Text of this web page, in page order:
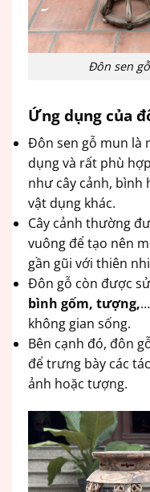
Đôn sen
Ứng dụng của
Đôn sen gỗ mun là
dụng và rất phù
như cây cảnh, bình
vật dụng khác.
Cây cảnh thường
vuông để tạo nên
gần gũi với thiên
Đôn gỗ còn được
bình gốm, tượng,
không gian sống.
Bên cạnh đó, đôn
để trưng bày các
ảnh hoặc tượng.